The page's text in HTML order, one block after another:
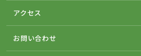
アクセス
お問い合わせ